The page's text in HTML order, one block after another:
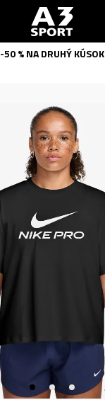
-50 % NA DRUHÝ KÚSOK